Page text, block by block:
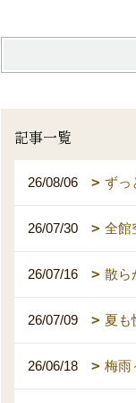
記事一覧
26/08/06 ずっ
26/07/30 全館
26/07/16 散ら
26/07/09 夏も
26/06/18 梅雨